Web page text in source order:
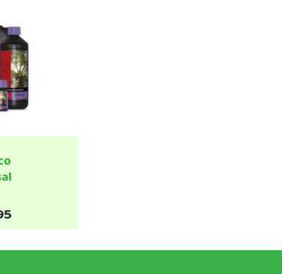
€19,50
tot